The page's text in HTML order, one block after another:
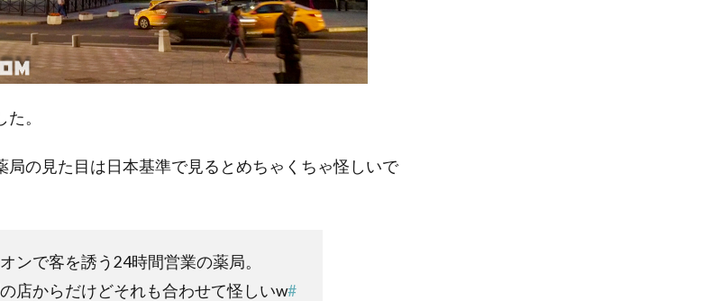
。
局の見た目は日本基準で見るとめちゃくちゃ怪しいで
ンで客を誘う24時間営業の薬局。
店からだけどそれも合わせて怪しいw#